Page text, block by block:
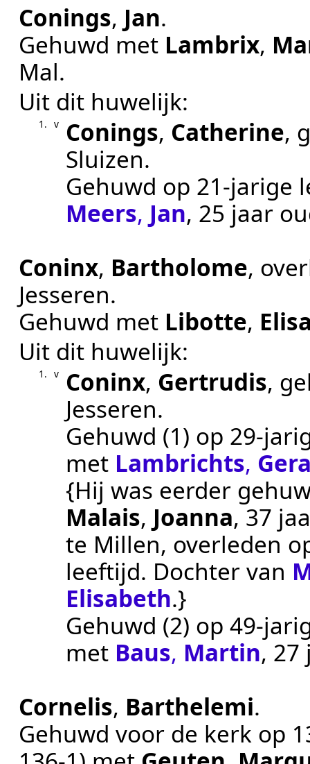
Conings, Jan.
Gehuwd met Lambrix,
Mal.
Uit dit huwelijk:
1. v Conings, Catherine,
Sluizen.
Gehuwd op 21-jarige
Meers, Jan, 25 jaar
Coninx, Bartholome,
Jesseren.
Gehuwd met Libotte,
Uit dit huwelijk:
1. v Coninx, Gertrudis,
Jesseren.
Gehuwd (1) op 29-
met Lambrichts,
{Hij was eerder
Malais, Joanna, 37
te Millen, overleden
leeftijd. Dochter van
Elisabeth.}
Gehuwd (2) op 49-
met Baus, Martin, 27
Cornelis, Barthelemi.
Gehuwd voor de kerk op